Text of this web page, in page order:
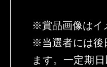
※賞品画像はイ
※当選者には後
ます。一定期